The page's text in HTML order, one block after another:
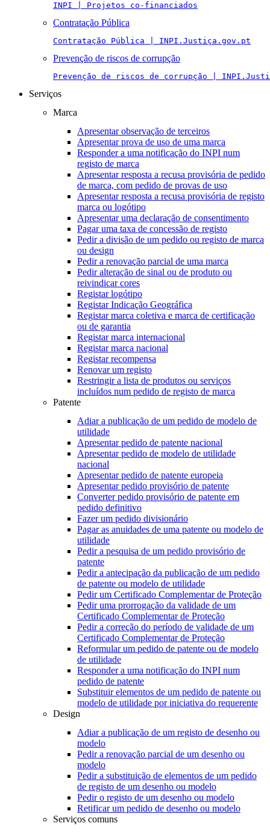
INPI | Projetos co-financiados
Contratação Pública
Contratação Pública | INPI.Justiça.gov.pt
Prevenção de riscos de corrupção
Prevenção de riscos de corrupção |
Serviços
Marca
Apresentar observação de terceiros
Apresentar prova de uso de uma marca
Responder a uma notificação do INPI num
registo de marca
Apresentar resposta a recusa provisória de pedido
de marca, com pedido de provas de uso
Apresentar resposta a recusa provisória de registo
marca ou logótipo
Apresentar uma declaração de consentimento
Pagar uma taxa de concessão de registo
Pedir a divisão de um pedido ou registo de marca
ou design
Pedir a renovação parcial de uma marca
Pedir alteração de sinal ou de produto ou
reivindicar cores
Registar logótipo
Registar Indicação Geográfica
Registar marca coletiva e marca de certificação
ou de garantia
Registar marca internacional
Registar marca nacional
Registar recompensa
Renovar um registo
Restringir a lista de produtos ou serviços
incluídos num pedido de registo de marca
Patente
Adiar a publicação de um pedido de modelo de
utilidade
Apresentar pedido de patente nacional
Apresentar pedido de modelo de utilidade
nacional
Apresentar pedido de patente europeia
Apresentar pedido provisório de patente
Converter pedido provisório de patente em
pedido definitivo
Fazer um pedido divisionário
Pagar as anuidades de uma patente ou modelo de
utilidade
Pedir a pesquisa de um pedido provisório de
patente
Pedir a antecipação da publicação de um pedido
de patente ou modelo de utilidade
Pedir um Certificado Complementar de Proteção
Pedir uma prorrogação da validade de um
Certificado Complementar de Proteção
Pedir a correção do período de validade de um
Certificado Complementar de Proteção
Reformular um pedido de patente ou de modelo
de utilidade
Responder a uma notificação do INPI num
pedido de patente
Substituir elementos de um pedido de patente ou
modelo de utilidade por iniciativa do requerente
Design
Adiar a publicação de um registo de desenho ou
modelo
Pedir a renovação parcial de um desenho ou
modelo
Pedir a substituição de elementos de um pedido
de registo de um desenho ou modelo
Pedir o registo de um desenho ou modelo
Retificar um pedido de desenho ou modelo
Serviços comuns